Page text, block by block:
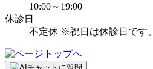
10:00～19:00
休診日
不定休 ※祝日は休診日です。